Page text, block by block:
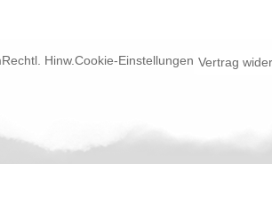
Rechtl. Hinw.Cookie-Einstellungen Vertrag